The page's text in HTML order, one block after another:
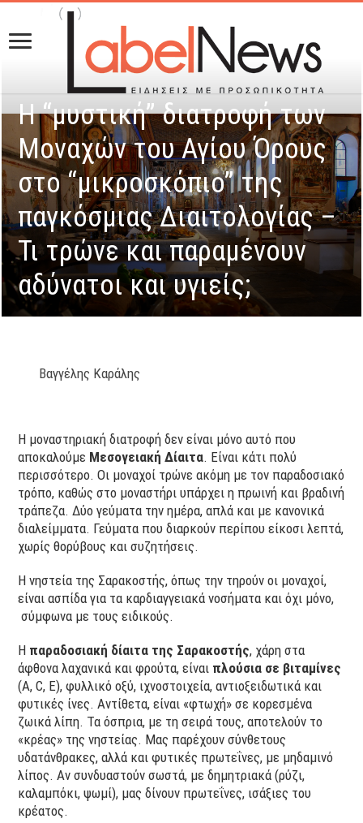
Η “μυστική” διατροφή των
Μοναχών του Αγίου Όρους
στο “μικροσκόπιο” της
παγκόσμιας Διαιτολογίας –
Τι τρώνε και παραμένουν
αδύνατοι και υγιείς;
Βαγγέλης Καράλης
Η μοναστηριακή διατροφή δεν είναι μόνο αυτό που
αποκαλούμε Μεσογειακή Δίαιτα. Είναι κάτι πολύ
περισσότερο. Οι μοναχοί τρώνε ακόμη με τον παραδοσιακό
τρόπο, καθώς στο μοναστήρι υπάρχει η πρωινή και βραδινή
τράπεζα. Δύο γεύματα την ημέρα, απλά και με κανονικά
διαλείμματα. Γεύματα που διαρκούν περίπου είκοσι λεπτά,
χωρίς θορύβους και συζητήσεις.
Η νηστεία της Σαρακοστής, όπως την τηρούν οι μοναχοί,
είναι ασπίδα για τα καρδιαγγειακά νοσήματα και όχι μόνο,
σύμφωνα με τους ειδικούς.
Η παραδοσιακή δίαιτα της Σαρακοστής, χάρη στα
άφθονα λαχανικά και φρούτα, είναι πλούσια σε βιταμίνες
(A, C, E), φυλλικό οξύ, ιχνοστοιχεία, αντιοξειδωτικά και
φυτικές ίνες. Αντίθετα, είναι «φτωχή» σε κορεσμένα
ζωικά λίπη. Τα όσπρια, με τη σειρά τους, αποτελούν το
«κρέας» της νηστείας. Μας παρέχουν σύνθετους
υδατάνθρακες, αλλά και φυτικές πρωτεΐνες, με μηδαμινό
λίπος. Αν συνδυαστούν σωστά, με δημητριακά (ρύζι,
καλαμπόκι, ψωμί), μας δίνουν πρωτεΐνες, ισάξιες του
κρέατος.